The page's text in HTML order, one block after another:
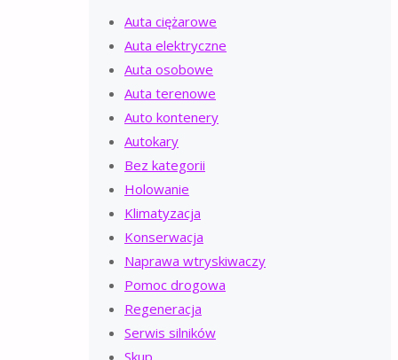
Auta ciężarowe
Auta elektryczne
Auta osobowe
Auta terenowe
Auto kontenery
Autokary
Bez kategorii
Holowanie
Klimatyzacja
Konserwacja
Naprawa wtryskiwaczy
Pomoc drogowa
Regeneracja
Serwis silników